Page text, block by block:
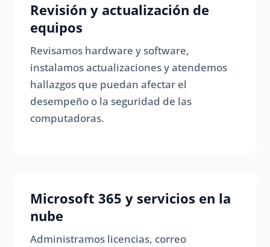
Revisión y actualización de
equipos
Revisamos hardware y software,
instalamos actualizaciones y atendemos
hallazgos que puedan afectar el
desempeño o la seguridad de las
computadoras.
Microsoft 365 y servicios en la
nube
Administramos licencias, correo